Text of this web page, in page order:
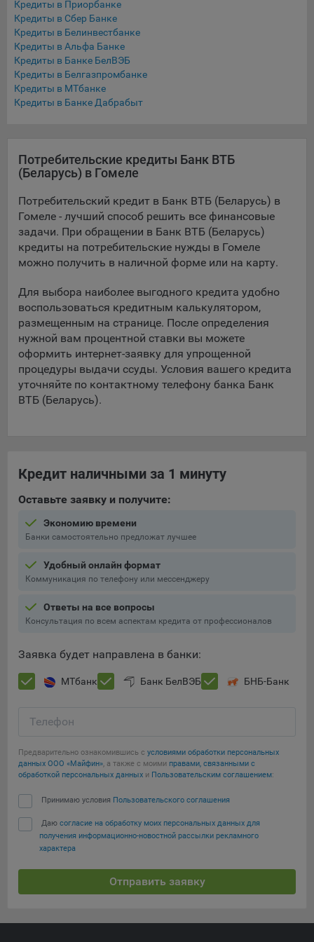
Подобные функции улучшают условия работы
пользователей с сайтом.
9.3. Файлы cookie предпочтений, например, для настройки
контента. Данные файлы cookie собирают информацию о
выборе пользователя на сайте и его предпочтениях и
позволяют Обществу «запомнить» информацию о
выбранном пользователем городе и других местных
9.4. Аналитические файлы cookie, например
Яндекс.Метрика, Google Analytics. Данные файлы cookie
собирают информацию о том, как пользователь
использовал сайты, и позволяют Обществу вносить в них
улучшения.
Аналитические файлы cookie показывают, какие страницы
сайта Общества посещаются чаще всего, помогают
сайта, а также позволяют оценить эффективность
рекламы. Благодаря этому у Общества есть возможность
составить представление о тенденциях использования
сайта в целом. Общество использует информацию для
анализа трафика на сайтах.
9.5. Файлы cookie, применяемые для определения целевой
аудитории и в рекламных целях, например Яндекс.Метрика,
Google Analytics.
платформ «Google Analytics», «Яндекс.Метрика»
передаются третьим лицам, часть из которых хранятся во
Остальные - не более года.
Отключение аналитических файлов cookie не позволяет
определять предпочтения пользователей сайта, в том числе
меры по совершенствованию работы сайта исходя из
предпочтений пользователей.
При этом, некоторые браузеры позволяют посещать
хранимый на компьютере объем информации и
сохраненные файлов cookie выбрав соответствующую
Подробнее о параметрах управления можно ознакомиться,
перейдя по внешним ссылкам, ведущим на
соответствующие страницы сайтов основных браузеров:
Firefox
Chrome
Internet Explorer
Сохранить по умолчанию
Кредиты в Приорбанке
Кредиты в Сбер Банке
Кредиты в Белинвестбанке
Кредиты в Альфа Банке
Кредиты в Банке БелВЭБ
Кредиты в Белгазпромбанке
Кредиты в МТбанке
Кредиты в Банке Дабрабыт
Потребительские кредиты Банк ВТБ
(Беларусь) в Гомеле
Потребительский кредит в Банк ВТБ (Беларусь) в
Гомеле - лучший способ решить все финансовые
задачи. При обращении в Банк ВТБ (Беларусь)
кредиты на потребительские нужды в Гомеле
можно получить в наличной форме или на карту.
Для выбора наиболее выгодного кредита удобно
воспользоваться кредитным калькулятором,
размещенным на странице. После определения
нужной вам процентной ставки вы можете
оформить интернет-заявку для упрощенной
процедуры выдачи ссуды. Условия вашего кредита
уточняйте по контактному телефону банка Банк
ВТБ (Беларусь).
Кредит наличными за 1 минуту
Оставьте заявку и получите:
Экономию времени
Банки самостоятельно предложат лучшее
Удобный онлайн формат
Коммуникация по телефону или мессенджеру
Ответы на все вопросы
Консультация по всем аспектам кредита от профессионалов
Заявка будет направлена в банки:
МТбанк Банк БелВЭБ БНБ-Банк
Телефон
Предварительно ознакомившись с условиями обработки персональных
данных ООО «Майфин», а также с моими правами, связанными с
обработкой персональных данных и Пользовательским соглашением:
Принимаю условия Пользовательского соглашения
Даю согласие на обработку моих персональных данных для
получения информационно-новостной рассылки рекламного
характера
Отправить заявку